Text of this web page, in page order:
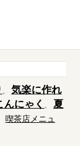
気楽に作れ
んにゃく
夏
喫茶店メニュ